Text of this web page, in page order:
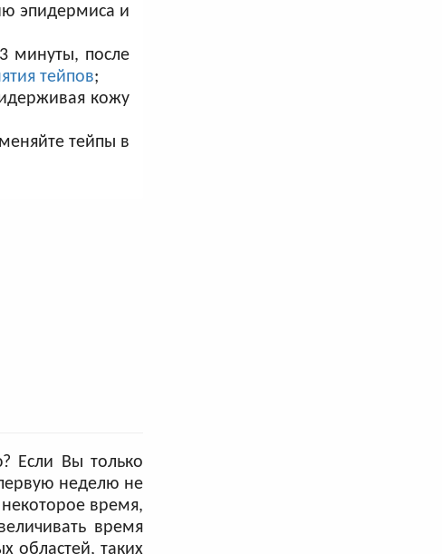
эпидермиса и
минуты, после
тейпов;
кожу
тейпы в
Если Вы только
неделю не
время,
время
областей, таких